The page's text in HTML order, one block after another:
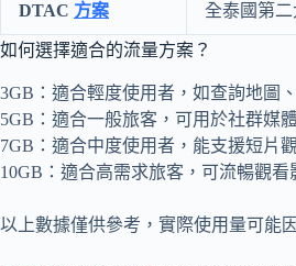
DTAC 方案 全泰國第二
如何選擇適合的流量方案？
3GB：適合輕度使用者，如查詢地圖
5GB：適合一般旅客，可用於社群媒
7GB：適合中度使用者，能支援短片
10GB：適合高需求旅客，可流暢觀
以上數據僅供參考，實際使用量可能